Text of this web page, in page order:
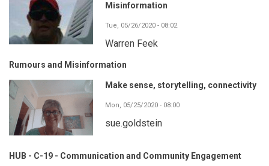
Misinformation
Tue, 05/26/2020 - 08:02
Warren Feek
Rumours and Misinformation
Make sense, storytelling, connectivity
Mon, 05/25/2020 - 08:00
sue.goldstein
HUB - C-19 - Communication and Community Engagement